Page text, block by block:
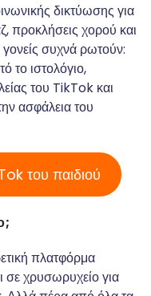
δικτύωσης για
προκλήσεις χορού και
γονείς συχνά ρωτούν:
το ιστολόγιο,
του TikTok και
ασφάλεια του
του παιδιού
πλατφόρμα
σε χρυσωρυχείο για